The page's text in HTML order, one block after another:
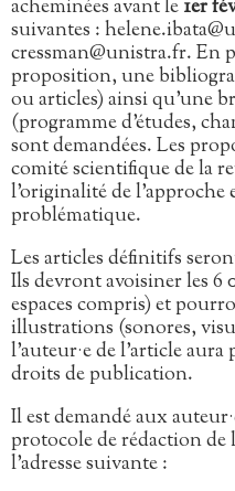
acheminées avant le1er
suivantes :
cressman@unistra.fr. En
proposition, une
ou articles) ainsi qu’une
(programme d’études,
sont demandées. Les
comité scientifique de la
l’originalité de l’approche
problématique.
Les articles définitifs
Ils devront avoisiner les 6
espaces compris) et
illustrations (sonores,
l’auteur·e de l’article
droits de publication.
Il est demandé aux
protocole de rédaction de
l’adresse suivante :